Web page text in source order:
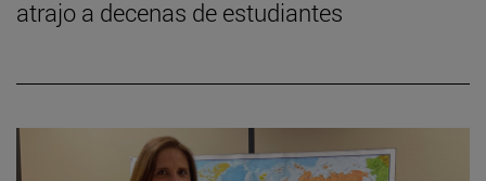
atrajo a decenas de estudiantes